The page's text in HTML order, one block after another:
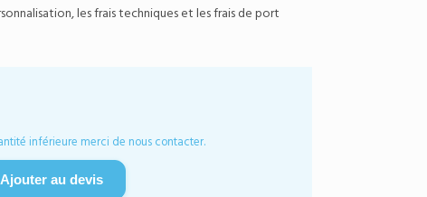
les frais techniques et les frais de port
inférieure merci de nous contacter.
Ajouter au devis